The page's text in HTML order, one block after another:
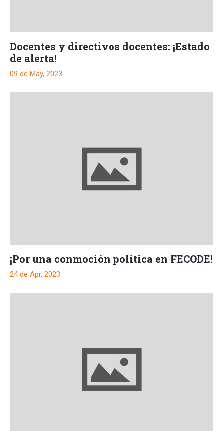
Docentes y directivos docentes: ¡Estado
de alerta!
09 de May, 2023
¡Por una conmoción política en FECODE!
24 de Apr, 2023